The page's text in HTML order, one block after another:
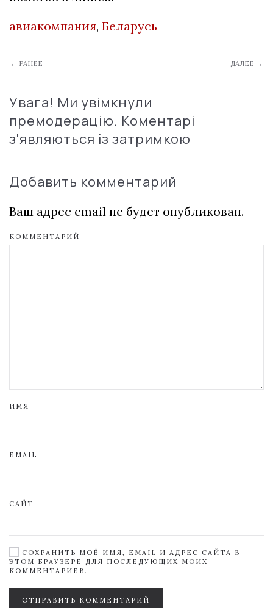
авиакомпания, Беларусь
← РАНЕЕ ДАЛЕЕ →
Увага! Ми увімкнули
премодерацію. Коментарі
з'являються із затримкою
Добавить комментарий
Ваш адрес email не будет опубликован.
КОММЕНТАРИЙ
ИМЯ
EMAIL
САЙТ
СОХРАНИТЬ МОЁ ИМЯ, EMAIL И АДРЕС САЙТА В
ЭТОМ БРАУЗЕРЕ ДЛЯ ПОСЛЕДУЮЩИХ МОИХ
КОММЕНТАРИЕВ.
ОТПРАВИТЬ КОММЕНТАРИЙ